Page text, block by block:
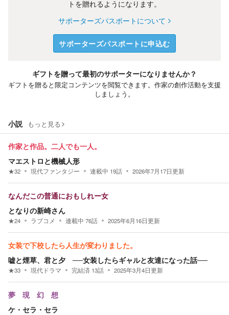
トを贈れるようになります。
サポーターズパスポートについて
サポーターズパスポートに申込む
ギフトを贈って最初のサポーターになりませんか？
ギフトを贈ると限定コンテンツを閲覧できます。作家の創作活動を支援
しましょう。
小説 もっと見る
作家と作品。二人でも一人。
マエストロと機械人形
★32 現代ファンタジー 連載中 19話 2026年7月17日更新
なんだこの普通におもしれー女
となりの新崎さん
★24 ラブコメ 連載中 76話 2025年6月16日更新
女装で下校したら人生が変わりました。
嘘と煙草、君と夕 ──女装したらギャルと友達になった話──
★33 現代ドラマ 完結済 13話 2025年3月4日更新
夢 現 幻 想
ケ・セラ・セラ